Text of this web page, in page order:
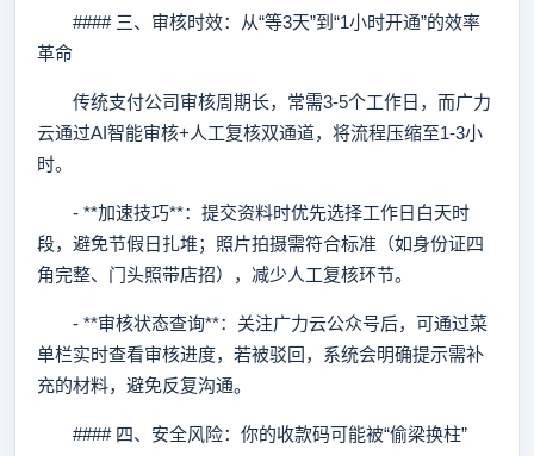
#### 三、审核时效：从“等3天”到“1小时开通”的效率
革命
传统支付公司审核周期长，常需3-5个工作日，而广力
云通过AI智能审核+人工复核双通道，将流程压缩至1-3小
时。
- **加速技巧**：提交资料时优先选择工作日白天时
段，避免节假日扎堆；照片拍摄需符合标准（如身份证四
角完整、门头照带店招），减少人工复核环节。
- **审核状态查询**：关注广力云公众号后，可通过菜
单栏实时查看审核进度，若被驳回，系统会明确提示需补
充的材料，避免反复沟通。
#### 四、安全风险：你的收款码可能被“偷梁换柱”